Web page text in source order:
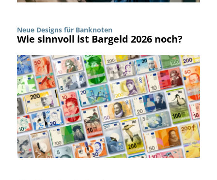
Neue Designs für Banknoten
Wie sinnvoll ist Bargeld 2026 noch?